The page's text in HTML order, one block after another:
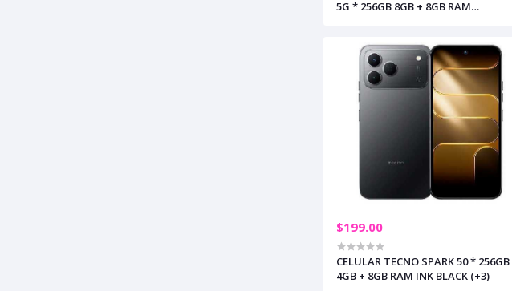
5G * 256GB 8GB + 8GB RAM
$199.00
CELULAR TECNO SPARK 50 * 256GB
4GB + 8GB RAM INK BLACK (+3)